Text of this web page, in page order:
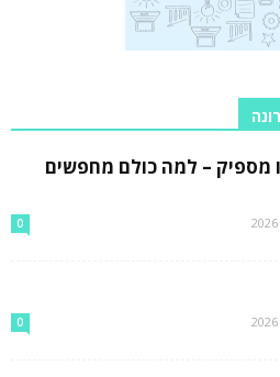
מספיק – למה כולם מחפשים
0
0